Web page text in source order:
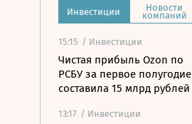
Инвестиции Новости
компаний
15:15 / Инвестиции
Чистая прибыль Ozon по
РСБУ за первое полугодие
составила 15 млрд рублей
13:17 / Инвестиции